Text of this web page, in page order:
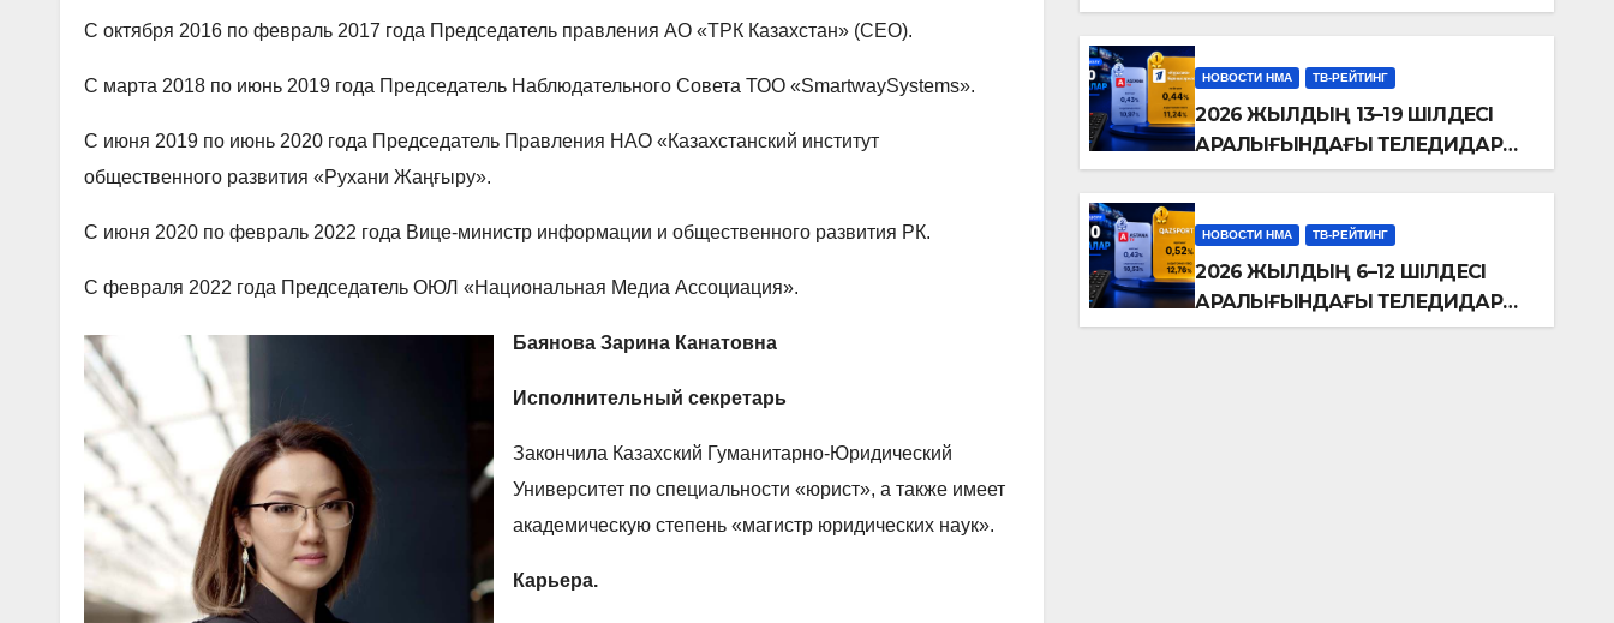
С октября 2016 по февраль 2017 года Председатель правления АО «ТРК Казахстан» (CEO).
С марта 2018 по июнь 2019 года Председатель Наблюдательного Совета ТОО «SmartwaySystems».
С июня 2019 по июнь 2020 года Председатель Правления НАО «Казахстанский институт
общественного развития «Рухани Жаңғыру».
С июня 2020 по февраль 2022 года Вице-министр информации и общественного развития РК.
С февраля 2022 года Председатель ОЮЛ «Национальная Медиа Ассоциация».
Баянова Зарина Канатовна
Исполнительный секретарь
Закончила Казахский Гуманитарно-Юридический
Университет по специальности «юрист», а также имеет
академическую степень «магистр юридических наук».
Карьера.
НОВОСТИ НМА ТВ-РЕЙТИНГ
2026 ЖЫЛДЫҢ 13–19 ШІЛДЕСІ
АРАЛЫҒЫНДАҒЫ ТЕЛЕДИДАР
РЕЙТИНГТЕРІНЕ ШОЛУ
НОВОСТИ НМА ТВ-РЕЙТИНГ
2026 ЖЫЛДЫҢ 6–12 ШІЛДЕСІ
АРАЛЫҒЫНДАҒЫ ТЕЛЕДИДАР
РЕЙТИНГТЕРІНЕ ШОЛУ